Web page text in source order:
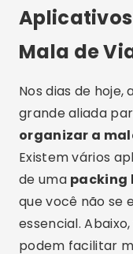
Mala de
Nos dias de
grande aliada
organizar a
Existem vários
de uma packing
que você não se
essencial.
podem facilitar